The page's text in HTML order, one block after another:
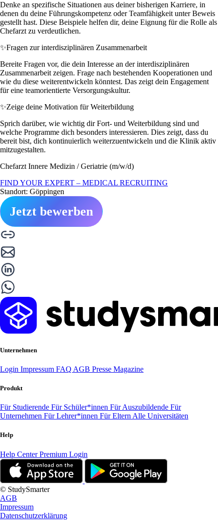
Denke an spezifische Situationen aus deiner bisherigen Karriere, in
denen du deine Führungskompetenz oder Teamfähigkeit unter Beweis
gestellt hast. Diese Beispiele helfen dir, deine Eignung für die Rolle als
Chefarzt zu verdeutlichen.
✨Fragen zur interdisziplinären Zusammenarbeit
Bereite Fragen vor, die dein Interesse an der interdisziplinären
Zusammenarbeit zeigen. Frage nach bestehenden Kooperationen und
wie du diese weiterentwickeln könntest. Das zeigt dein Engagement
für eine teamorientierte Versorgungskultur.
✨Zeige deine Motivation für Weiterbildung
Sprich darüber, wie wichtig dir Fort- und Weiterbildung sind und
welche Programme dich besonders interessieren. Dies zeigt, dass du
bereit bist, dich kontinuierlich weiterzuentwickeln und die Klinik aktiv
mitzugestalten.
Chefarzt Innere Medizin / Geriatrie (m/w/d)
FIND YOUR EXPERT – MEDICAL RECRUITING
Standort: Göppingen
Jetzt bewerben
Unternehmen
Login Impressum FAQ AGB Presse Magazine
Produkt
Für Studierende Für Schüler*innen Für Auszubildende Für
Unternehmen Für Lehrer*innen Für Eltern Alle Universitäten
Help
Help CenterPremium Login
© StudySmarter
AGB
Impressum
Datenschutzerklärung